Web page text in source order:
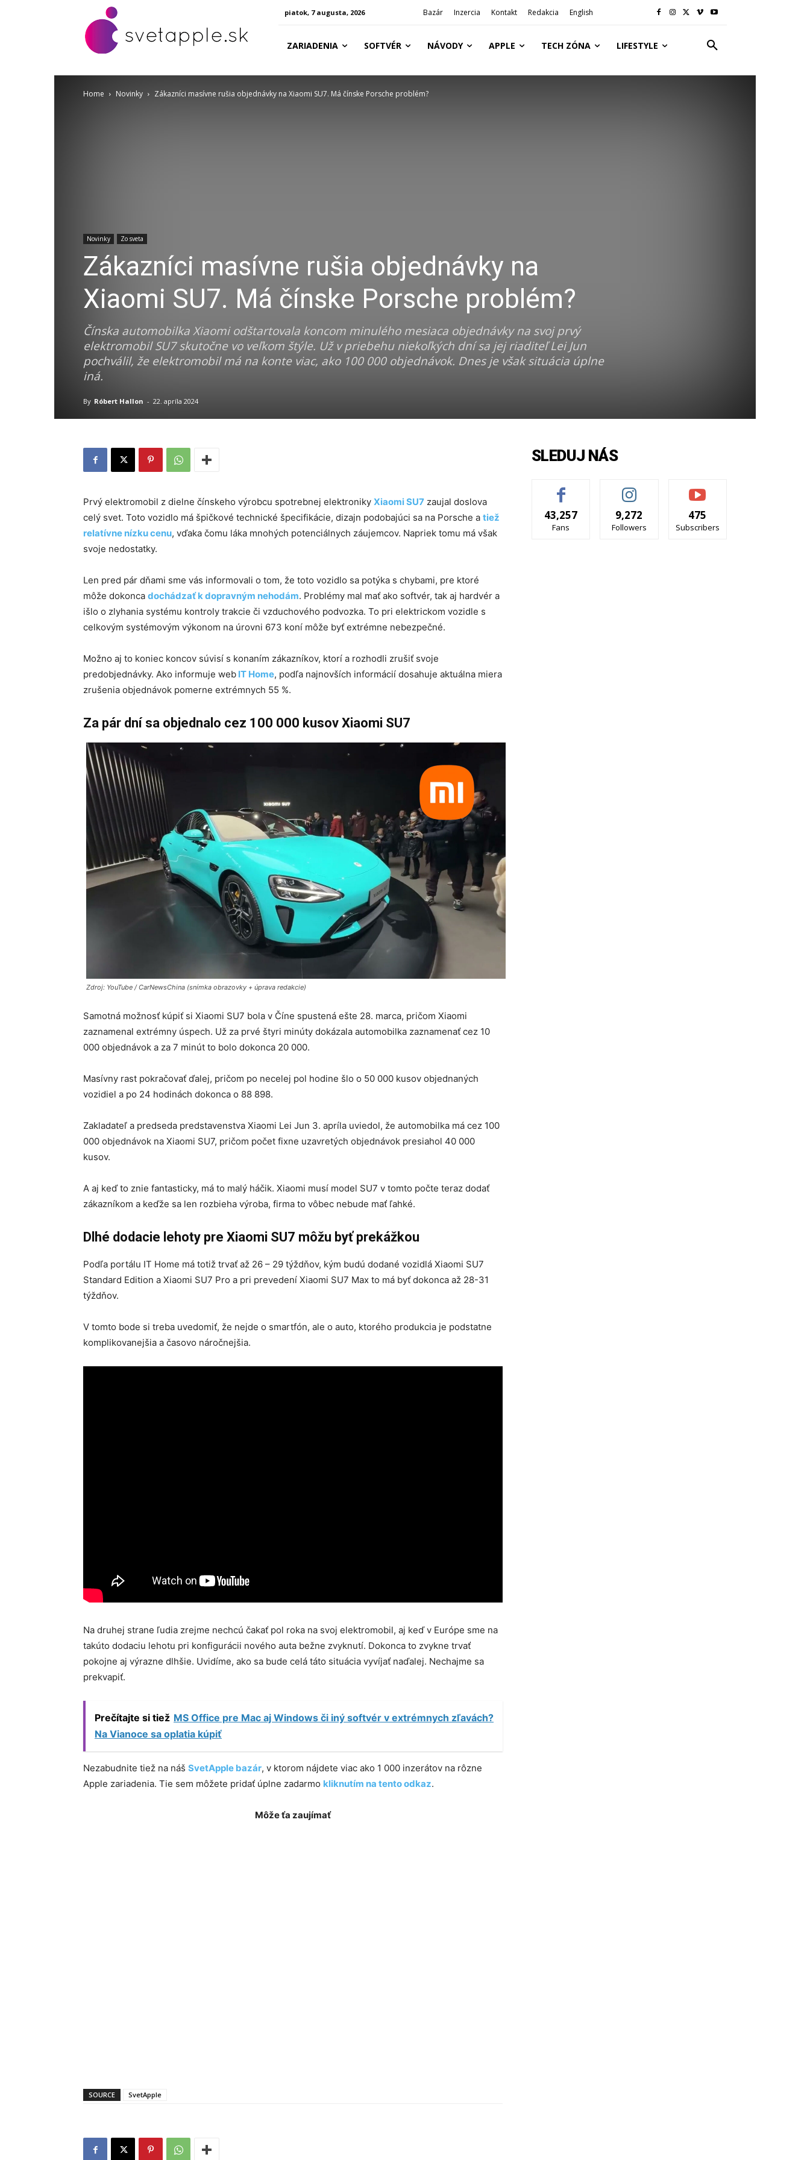
piatok, 7 augusta, 2026 Bazár Inzercia Kontakt Redakcia English
ZARIADENIA SOFTVÉR NÁVODY APPLE TECH ZÓNA LIFESTYLE
Home Novinky Zákazníci masívne rušia objednávky na Xiaomi SU7. Má čínske Porsche problém?
Novinky Zo sveta
Zákazníci masívne rušia objednávky na
Xiaomi SU7. Má čínske Porsche problém?
Čínska automobilka Xiaomi odštartovala koncom minulého mesiaca objednávky na svoj prvý
elektromobil SU7 skutočne vo veľkom štýle. Už v priebehu niekoľkých dní sa jej riaditeľ Lei Jun
pochválil, že elektromobil má na konte viac, ako 100 000 objednávok. Dnes je však situácia úplne
iná.
By Róbert Hallon - 22. apríla 2024
Prvý elektromobil z dielne čínskeho výrobcu spotrebnej elektroniky Xiaomi SU7 zaujal doslova
celý svet. Toto vozidlo má špičkové technické špecifikácie, dizajn podobajúci sa na Porsche a tiež
relatívne nízku cenu, vďaka čomu láka mnohých potenciálnych záujemcov. Napriek tomu má však
svoje nedostatky.
Len pred pár dňami sme vás informovali o tom, že toto vozidlo sa potýka s chybami, pre ktoré
môže dokonca dochádzať k dopravným nehodám. Problémy mal mať ako softvér, tak aj hardvér a
išlo o zlyhania systému kontroly trakcie či vzduchového podvozka. To pri elektrickom vozidle s
celkovým systémovým výkonom na úrovni 673 koní môže byť extrémne nebezpečné.
Možno aj to koniec koncov súvisí s konaním zákazníkov, ktorí a rozhodli zrušiť svoje
predobjednávky. Ako informuje web IT Home, podľa najnovších informácií dosahuje aktuálna miera
zrušenia objednávok pomerne extrémnych 55 %.
Za pár dní sa objednalo cez 100 000 kusov Xiaomi SU7
Zdroj: YouTube / CarNewsChina (snímka obrazovky + úprava redakcie)
Samotná možnosť kúpiť si Xiaomi SU7 bola v Číne spustená ešte 28. marca, pričom Xiaomi
zaznamenal extrémny úspech. Už za prvé štyri minúty dokázala automobilka zaznamenať cez 10
000 objednávok a za 7 minút to bolo dokonca 20 000.
Masívny rast pokračovať ďalej, pričom po necelej pol hodine šlo o 50 000 kusov objednaných
vozidiel a po 24 hodinách dokonca o 88 898.
Zakladateľ a predseda predstavenstva Xiaomi Lei Jun 3. apríla uviedol, že automobilka má cez 100
000 objednávok na Xiaomi SU7, pričom počet fixne uzavretých objednávok presiahol 40 000
kusov.
A aj keď to znie fantasticky, má to malý háčik. Xiaomi musí model SU7 v tomto počte teraz dodať
zákazníkom a keďže sa len rozbieha výroba, firma to vôbec nebude mať ľahké.
Dlhé dodacie lehoty pre Xiaomi SU7 môžu byť prekážkou
Podľa portálu IT Home má totiž trvať až 26 – 29 týždňov, kým budú dodané vozidlá Xiaomi SU7
Standard Edition a Xiaomi SU7 Pro a pri prevedení Xiaomi SU7 Max to má byť dokonca až 28-31
týždňov.
V tomto bode si treba uvedomiť, že nejde o smartfón, ale o auto, ktorého produkcia je podstatne
komplikovanejšia a časovo náročnejšia.
Na druhej strane ľudia zrejme nechcú čakať pol roka na svoj elektromobil, aj keď v Európe sme na
takúto dodaciu lehotu pri konfigurácii nového auta bežne zvyknutí. Dokonca to zvykne trvať
pokojne aj výrazne dlhšie. Uvidíme, ako sa bude celá táto situácia vyvíjať naďalej. Nechajme sa
prekvapiť.
Prečítajte si tiež MS Office pre Mac aj Windows či iný softvér v extrémnych zľavách?
Na Vianoce sa oplatia kúpiť
Nezabudnite tiež na náš SvetApple bazár, v ktorom nájdete viac ako 1 000 inzerátov na rôzne
Apple zariadenia. Tie sem môžete pridať úplne zadarmo kliknutím na tento odkaz.
Môže ťa zaujímať
SOURCE SvetApple
SLEDUJ NÁS
43,257
Fans
9,272
Followers
475
Subscribers